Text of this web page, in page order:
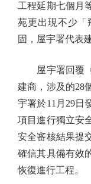
工程延期七個月
苑更出現不少「
固，屋宇署代表
屋宇署回覆《
建商，涉及的28
宇署於11月29日
項目進行獨立安
安全審核結果提
確信其具備有效
恢復進行工程。